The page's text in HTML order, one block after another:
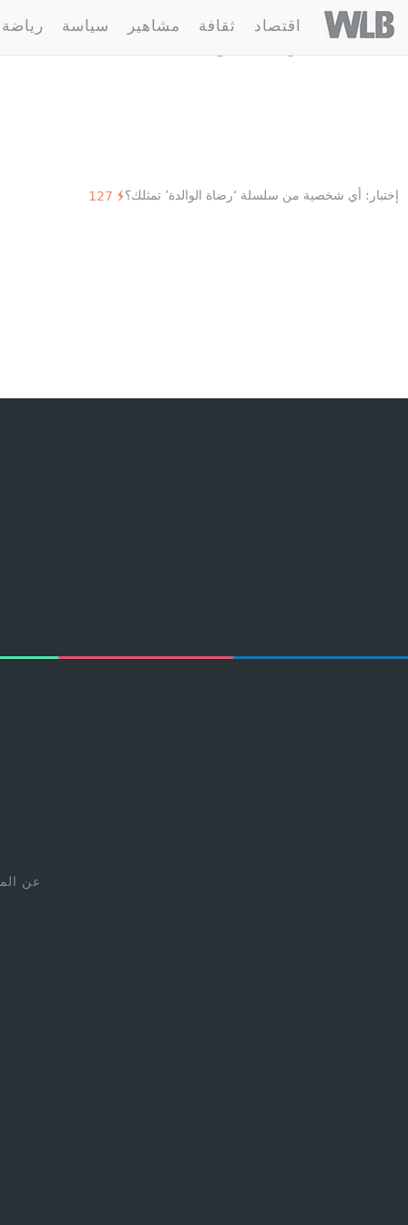
Welovebuzz
اقتصاد ثقافة مشاهير سياسة رياضة
1 مقالة : رضاة الوالدة
إختبار: أي شخصية من سلسلة ‘رضاة الوالدة’ تمثلك؟
عن